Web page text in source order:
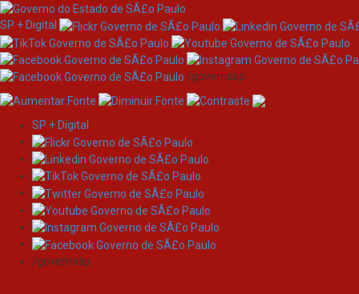
Skip
navigation
SP + Digital
/governosp
SP + Digital
/governosp
Search
Search: